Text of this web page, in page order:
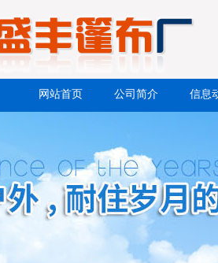
网站首页 公司简介 信息